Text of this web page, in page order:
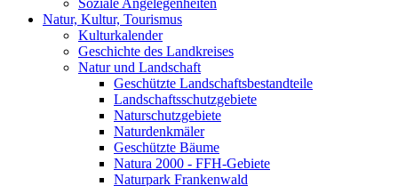
Soziale Angelegenheiten
Natur, Kultur, Tourismus
Kulturkalender
Geschichte des Landkreises
Natur und Landschaft
Geschützte Landschaftsbestandteile
Landschaftsschutzgebiete
Naturschutzgebiete
Naturdenkmäler
Geschützte Bäume
Natura 2000 - FFH-Gebiete
Naturpark Frankenwald